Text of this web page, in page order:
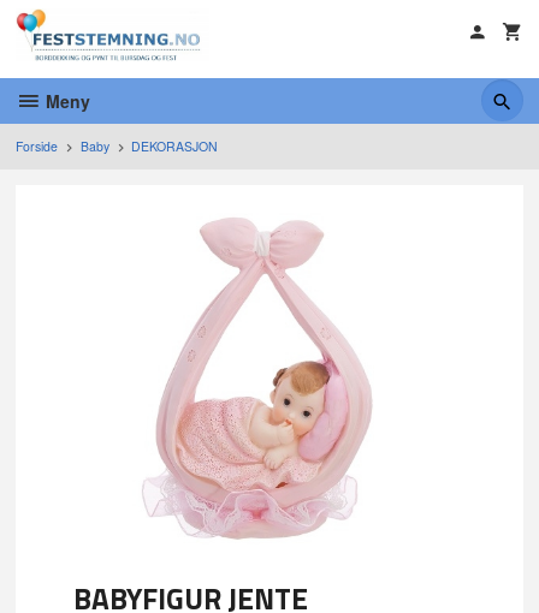
Gå
innholdet
Meny
Forside Baby DEKORASJON
BABYFIGUR JENTE